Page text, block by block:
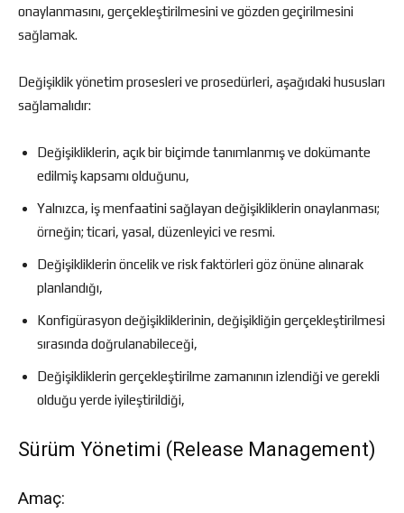
onaylanmasını, gerçekleştirilmesini ve gözden geçirilmesini
sağlamak.
Değişiklik yönetim prosesleri ve prosedürleri, aşağıdaki hususları
sağlamalıdır:
Değişikliklerin, açık bir biçimde tanımlanmış ve dokümante
edilmiş kapsamı olduğunu,
Yalnızca, iş menfaatini sağlayan değişikliklerin onaylanması;
örneğin; ticari, yasal, düzenleyici ve resmi.
Değişikliklerin öncelik ve risk faktörleri göz önüne alınarak
planlandığı,
Konfigürasyon değişikliklerinin, değişikliğin gerçekleştirilmesi
sırasında doğrulanabileceği,
Değişikliklerin gerçekleştirilme zamanının izlendiği ve gerekli
olduğu yerde iyileştirildiği,
Sürüm Yönetimi (Release Management)
Amaç: